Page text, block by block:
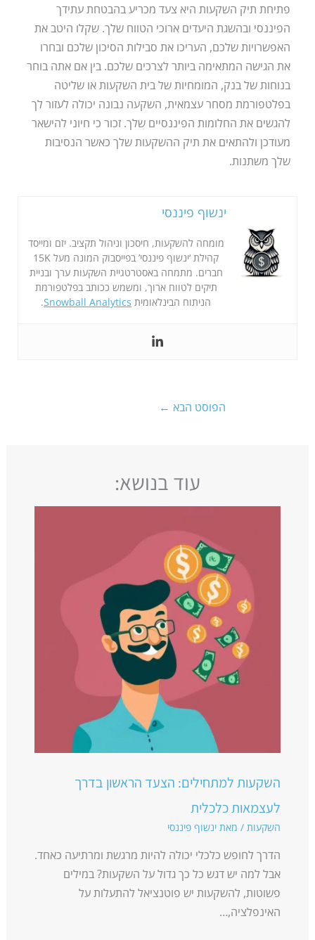
פתיחת תיק השקעות היא צעד מכריע בהבטחת עתידך
הפיננסי ובהשגת היעדים ארוכי הטווח שלך. שקלו היטב את
האפשרויות שלכם, העריכו את סבילות הסיכון שלכם ובחרו
את הגישה המתאימה ביותר לצרכים שלכם. בין אם אתה בוחר
בנוחות של בנק, המומחיות של בית השקעות או שליטה
בפלטפורמת מסחר עצמאית, השקעה נבונה יכולה לעזור לך
להגשים את החלומות הפיננסיים שלך. זכור כי חיוני להישאר
מעודכן ולהתאים את תיק ההשקעות שלך כאשר הנסיבות
שלך משתנות.
ינשוף פיננסי
מומחה להשקעות, חיסכון וניהול תקציב. יזם ומייסד
קהילת ‘ינשוף פיננסי’ בפייסבוק המונה מעל 15K
חברים. מתמחה באסטרטגיית השקעות ערך ובניית
תיקים לטווח ארוך, ומשמש ככותב בפלטפורמת
הניתוח הבינלאומית Snowball Analytics
.
הפוסט הבא ←
עוד בנושא:
השקעות למתחילים: הצעד הראשון בדרך
לעצמאות כלכלית
השקעות / מאת ינשוף פיננסי
הדרך לחופש כלכלי יכולה להיות מרגשת ומרתיעה כאחד.
אבל למה יש דגש כל כך גדול על השקעות? במילים
פשוטות, להשקעות יש פוטנציאל להתעלות על
האינפלציה,…